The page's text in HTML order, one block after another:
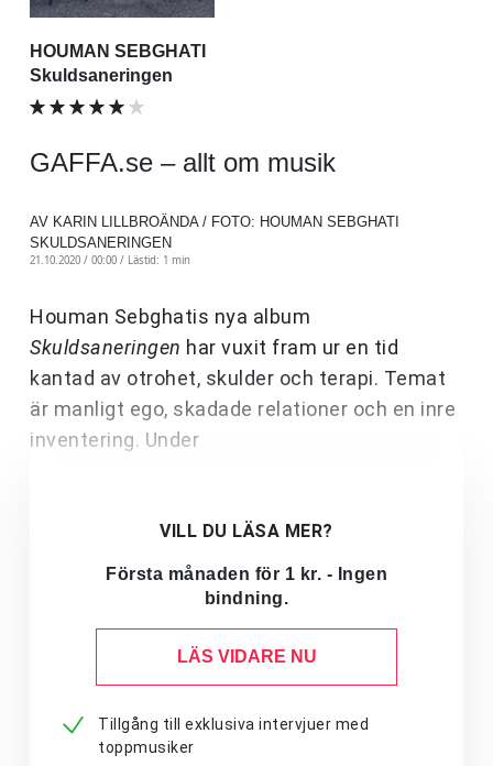
HOUMAN SEBGHATI
Skuldsaneringen
GAFFA.se – allt om musik
AV KARIN LILLBROÄNDA / FOTO: HOUMAN SEBGHATI
SKULDSANERINGEN
21.10.2020 / 00:00 / Lästid: 1 min
Houman Sebghatis nya album
Skuldsaneringen har vuxit fram ur en tid
kantad av otrohet, skulder och terapi. Temat
är manligt ego, skadade relationer och en inre
inventering. Under
VILL DU LÄSA MER?
Första månaden för 1 kr. - Ingen
bindning.
LÄS VIDARE NU
Tillgång till exklusiva intervjuer med
toppmusiker